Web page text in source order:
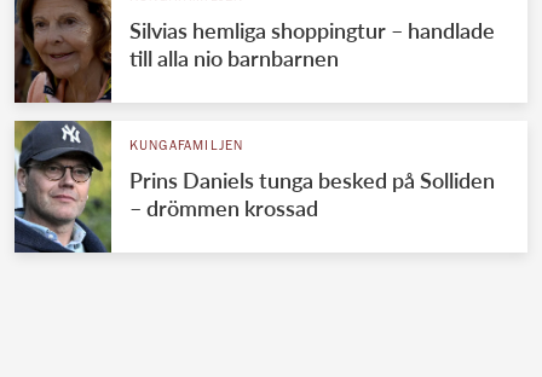
Silvias hemliga shoppingtur – handlade
till alla nio barnbarnen
KUNGAFAMILJEN
Prins Daniels tunga besked på Solliden
– drömmen krossad